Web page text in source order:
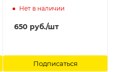
Оранжевый, шт
Нет в наличии
650 руб./шт
Подписаться